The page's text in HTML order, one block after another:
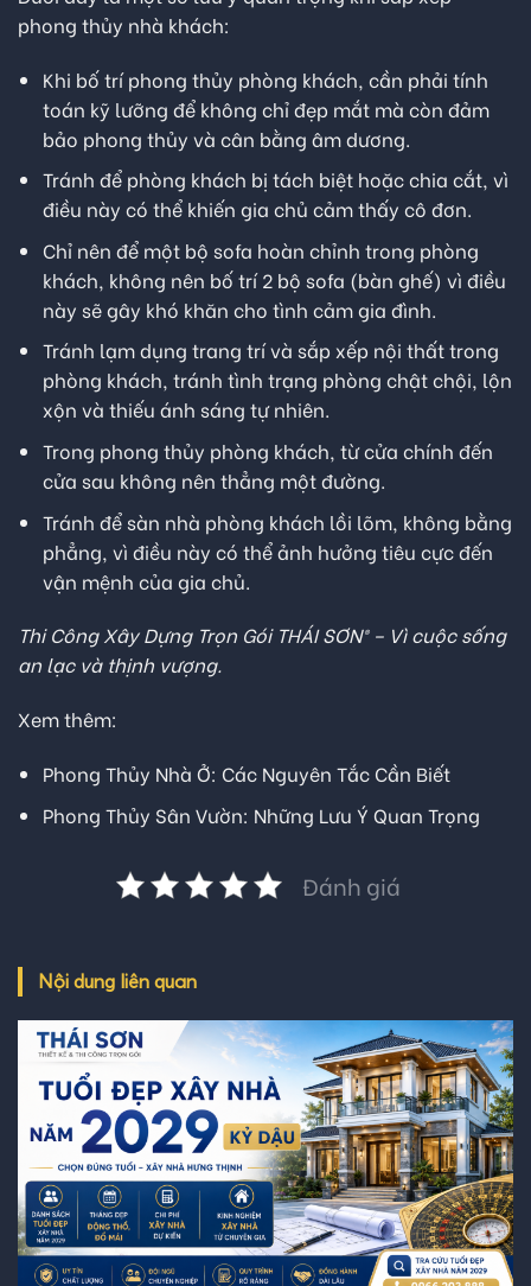
phong thủy nhà khách:
Khi bố trí phong thủy phòng khách, cần phải tính
toán kỹ lưỡng để không chỉ đẹp mắt mà còn đảm
bảo phong thủy và cân bằng âm dương.
Tránh để phòng khách bị tách biệt hoặc chia cắt, vì
điều này có thể khiến gia chủ cảm thấy cô đơn.
Chỉ nên để một bộ sofa hoàn chỉnh trong phòng
khách, không nên bố trí 2 bộ sofa (bàn ghế) vì điều
này sẽ gây khó khăn cho tình cảm gia đình.
Tránh lạm dụng trang trí và sắp xếp nội thất trong
phòng khách, tránh tình trạng phòng chật chội, lộn
xộn và thiếu ánh sáng tự nhiên.
Trong phong thủy phòng khách, từ cửa chính đến
cửa sau không nên thẳng một đường.
Tránh để sàn nhà phòng khách lồi lõm, không bằng
phẳng, vì điều này có thể ảnh hưởng tiêu cực đến
vận mệnh của gia chủ.
Thi Công Xây Dựng Trọn Gói THÁI SƠN® – Vì cuộc sống
an lạc và thịnh vượng.
Xem thêm:
Phong Thủy Nhà Ở: Các Nguyên Tắc Cần Biết
Phong Thủy Sân Vườn: Những Lưu Ý Quan Trọng
Đánh giá
Nội dung liên quan